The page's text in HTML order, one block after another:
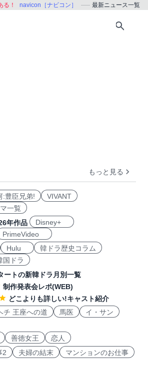
る！ navicon［ナビコン］ 最新ニュース一覧
もっと見る
:豊臣兄弟!
VIVANT
一覧
年作品
Disney+
PrimeVideo
Hulu
韓ドラ歴史コラム
国ドラ
ートの新韓ドラ月別一覧
制作発表会レポ(WEB)
どこよりも詳しい!キャスト紹介
チ 王座への道 馬医
イ・サン
善徳女王
恋人
2 夫婦の結末
マンションのお仕事